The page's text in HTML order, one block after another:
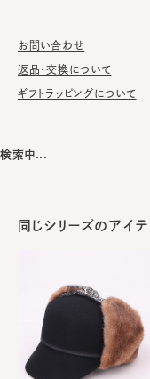
洗濯不可。汚れにつき
して、汗止めのハットラ
※サイズ調節スベリ仕様
飾り部分：
made in
お問い合わせ
返品・交換について
ギフトラッピングについて
同じシリーズのアイテ
検索中...